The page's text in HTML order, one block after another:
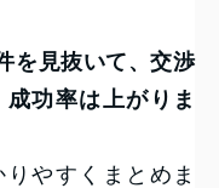
を見抜いて、交渉
功率は上がりま
やすくまとめま